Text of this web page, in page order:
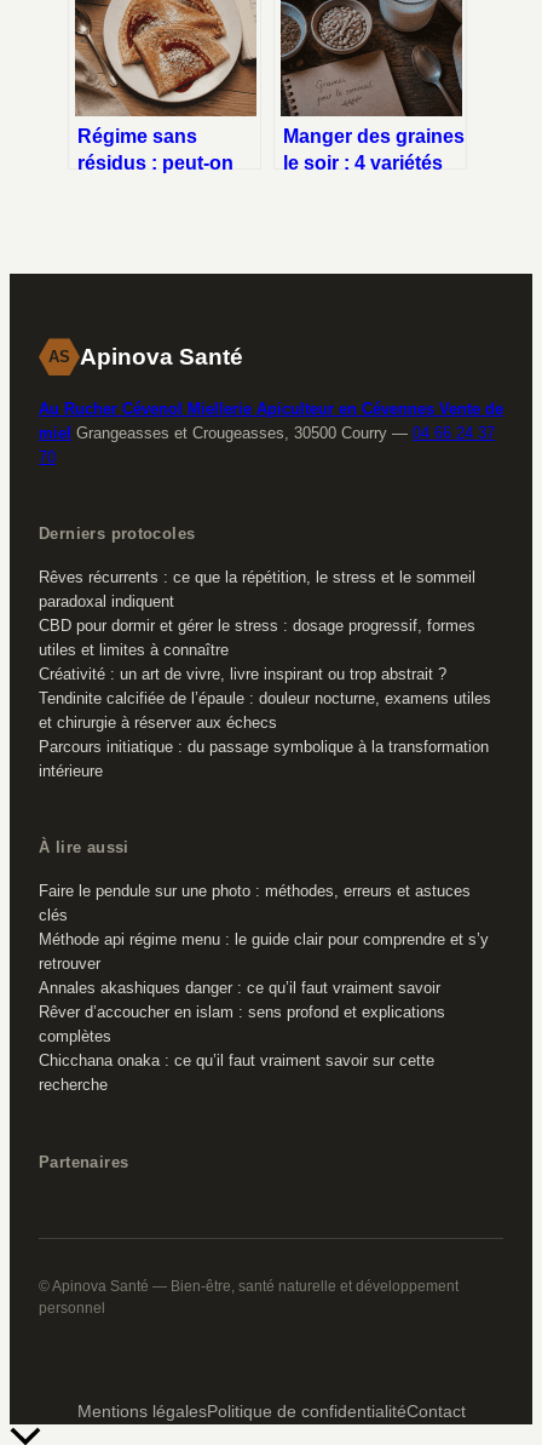
solutions
concrètes
Régime sans
résidus : peut-on
intestinale ?
Manger des graines
le soir : 4 variétés
AS Apinova Santé
Au Rucher Cévenol Miellerie Apiculteur en Cévennes Vente de
miel Grangeasses et Crougeasses, 30500 Courry — 04 66 24 37
70
Derniers protocoles
Rêves récurrents : ce que la répétition, le stress et le sommeil
paradoxal indiquent
CBD pour dormir et gérer le stress : dosage progressif, formes
utiles et limites à connaître
Créativité : un art de vivre, livre inspirant ou trop abstrait ?
Tendinite calcifiée de l’épaule : douleur nocturne, examens utiles
et chirurgie à réserver aux échecs
Parcours initiatique : du passage symbolique à la transformation
intérieure
À lire aussi
Faire le pendule sur une photo : méthodes, erreurs et astuces
clés
Méthode api régime menu : le guide clair pour comprendre et s’y
retrouver
Annales akashiques danger : ce qu’il faut vraiment savoir
Rêver d’accoucher en islam : sens profond et explications
complètes
Chicchana onaka : ce qu’il faut vraiment savoir sur cette
recherche
Partenaires
© Apinova Santé — Bien-être, santé naturelle et développement
personnel
Mentions légalesPolitique de confidentialitéContact